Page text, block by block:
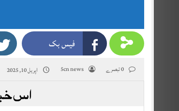
فیس بک
5cn news اپریل 10, 2025
اس